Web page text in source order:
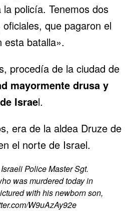
policía. Tenemos dos
que pagaron el
esta batalla».
procedía de la ciudad de
mayormente drusa y
Israel.
era de la aldea Druze de
el norte de Israel.
Police Master Sgt.
was murdered today in
with his newborn son,
W9uAzAy92e